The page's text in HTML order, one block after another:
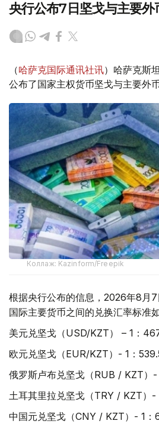
央行公布7日坚戈与主要
（哈萨克国际通讯社讯）哈萨克斯
公布了国家主权货币坚戈与主要外
Коллаж: Kazinform/Freepik
根据央行公布的信息，2026年8月
国际主要货币之间的兑换汇率标准
美元兑坚戈（USD/KZT） – 1：
欧元兑坚戈（EUR/KZT）- 1：
俄罗斯卢布兑坚戈（RUB / KZT）-
土耳其里拉兑坚戈（TRY / KZT）-
中国元兑坚戈（CNY / KZT）- 1：